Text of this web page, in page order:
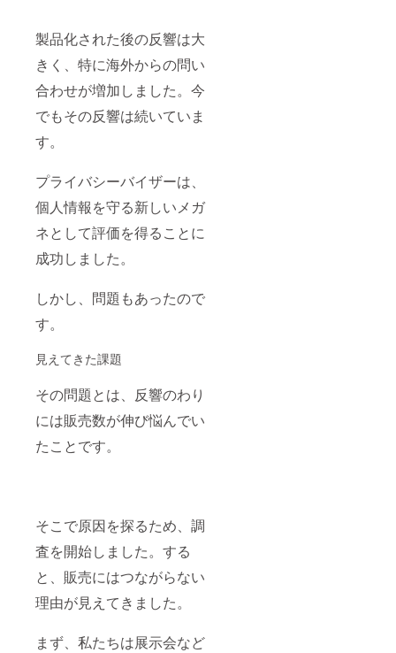
製品化された後の反響は大
きく、特に海外からの問い
合わせが増加しました。今
でもその反響は続いていま
す。
プライバシーバイザーは、
個人情報を守る新しいメガ
ネとして評価を得ることに
成功しました。
しかし、問題もあったので
す。
見えてきた課題
その問題とは、反響のわり
には販売数が伸び悩んでい
たことです。
そこで原因を探るため、調
査を開始しました。する
と、販売にはつながらない
理由が見えてきました。
まず、私たちは展示会など